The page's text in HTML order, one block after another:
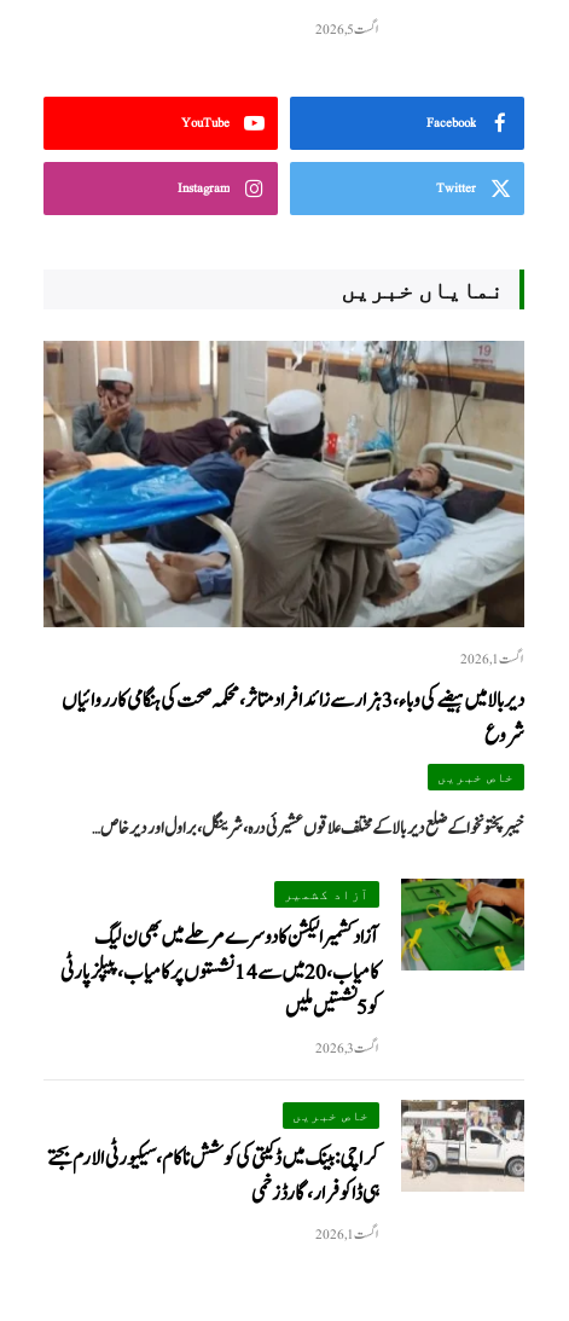
اگست 5, 2026
Facebook
YouTube
Twitter
Instagram
نمایاں خبریں
اگست 1, 2026
دیر بالا میں ہیضے کی وباء، 3 ہزار سے زائد افراد متاثر، محکمہ صحت کی ہنگامی کارروائیاں
شروع
خاص خبریں
خیبرپختونخوا کے ضلع دیر بالا کے مختلف علاقوں عشیرئی درہ، شرینگل، براول اور دیر خاص…
آزاد کشمیر
آزاد کشمیر الیکشن کا دوسرے مرحلے میں بھی ن لیگ
کامیاب، 20 میں سے 14 نشستوں پر کامیاب، پیپلزپارٹی
کو 5 نشستیں ملیں
اگست 3, 2026
خاص خبریں
کراچی: بینک میں ڈکیتی کی کوشش ناکام، سیکیورٹی الارم بجتے
ہی ڈاکو فرار، گارڈ زخمی
اگست 1, 2026